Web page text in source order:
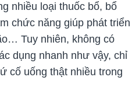
nhiều loại thuốc bổ, bổ
chức năng giúp phát triển
Tuy nhiên, không có
dụng nhanh như vậy, chỉ
cố uống thật nhiều trong